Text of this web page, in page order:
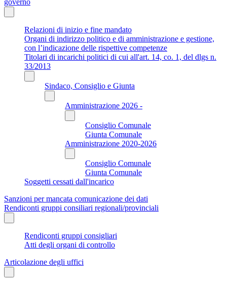
governo
Relazioni di inizio e fine mandato
Organi di indirizzo politico e di amministrazione e gestione,
con l’indicazione delle rispettive competenze
Titolari di incarichi politici di cui all'art. 14, co. 1, del dlgs n.
33/2013
Sindaco, Consiglio e Giunta
Amministrazione 2026 -
Consiglio Comunale
Giunta Comunale
Amministrazione 2020-2026
Consiglio Comunale
Giunta Comunale
Soggetti cessati dall'incarico
Sanzioni per mancata comunicazione dei dati
Rendiconti gruppi consiliari regionali/provinciali
Rendiconti gruppi consigliari
Atti degli organi di controllo
Articolazione degli uffici